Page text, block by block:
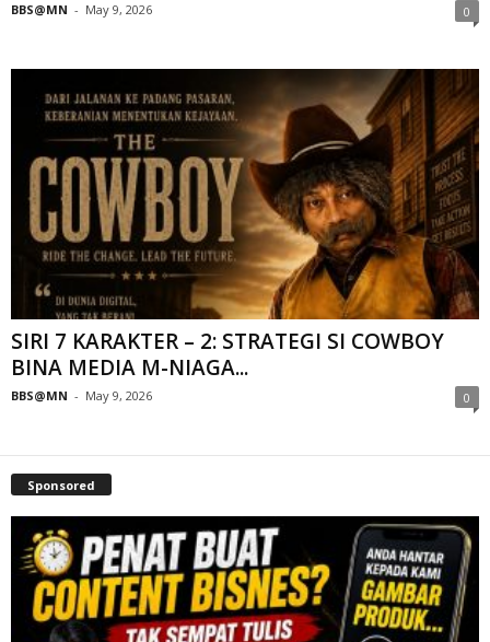
BBS@MN - May 9, 2026 0
SIRI 7 KARAKTER – 2: STRATEGI SI COWBOY
BINA MEDIA M-NIAGA...
BBS@MN - May 9, 2026 0
Sponsored